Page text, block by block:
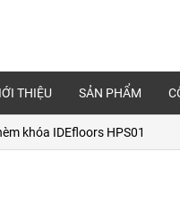
THIỆU SẢN PHẨM
khóa IDEfloors HPS01